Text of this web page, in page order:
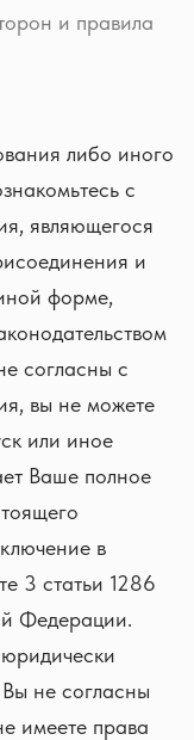
и правила
либо иного
с
являющегося
и
форме,
согласны с
вы не можете
или иное
Ваше полное
в
3 статьи 1286
Федерации.
не согласны
имеете права